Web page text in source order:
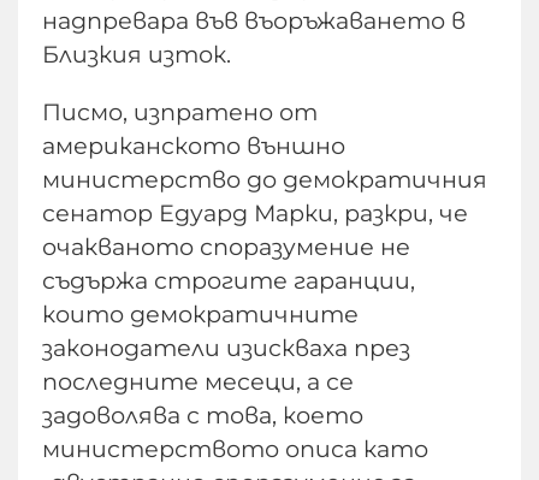
надпревара във въоръжаването в
Близкия изток.
Писмо, изпратено от
американското външно
министерство до демократичния
сенатор Едуард Марки, разкри, че
очакваното споразумение не
съдържа строгите гаранции,
които демократичните
законодатели изискваха през
последните месеци, а се
задоволява с това, което
министерството описа като